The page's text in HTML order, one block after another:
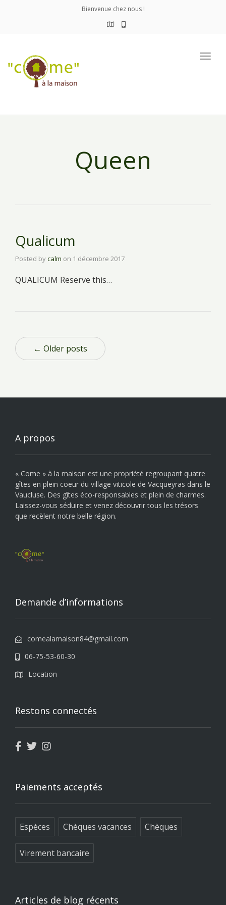
Bienvenue chez nous !
Queen
Qualicum
Posted bycalm on 1 décembre 2017
QUALICUM Reserve this…
← Older posts
A propos
« Come » à la maison est une propriété regroupant quatre
gîtes en plein coeur du village viticole de Vacqueyras dans le
Vaucluse. Des gîtes éco-responsables et plein de charmes.
Laissez-vous séduire et venez découvrir tous les trésors
que recèlent notre belle région.
Demande d’informations
comealamaison84@gmail.com
06-75-53-60-30
Location
Restons connectés
Paiements acceptés
Espèces Chèques vacances Chèques
Virement bancaire
Articles de blog récents